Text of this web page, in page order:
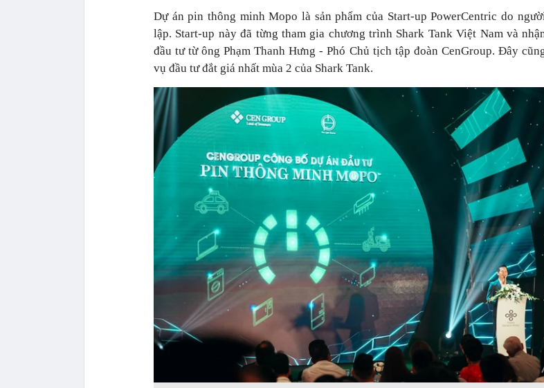
Dự án pin thông minh Mopo là sản phẩm của Start-up PowerCentric do
lập. Start-up này đã từng tham gia chương trình Shark Tank Việt Nam và
đầu tư từ ông Phạm Thanh Hưng - Phó Chủ tịch tập đoàn CenGroup. Đây
vụ đầu tư đắt giá nhất mùa 2 của Shark Tank.